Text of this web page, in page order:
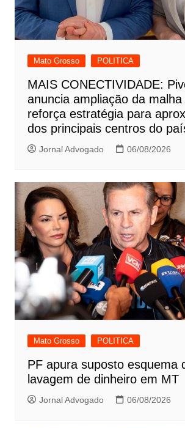
Mato Grosso POLITICA
MAIS CONECTIVIDADE:
anuncia ampliação da
reforça estratégia para
dos principais centros do
Jornal Advogado 06/08/2026
Mato Grosso POLITICA
PF apura suposto esquema
lavagem de dinheiro em MT
Jornal Advogado 06/08/2026